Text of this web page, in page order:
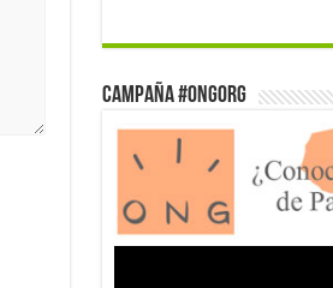
Campaña #ONGorg